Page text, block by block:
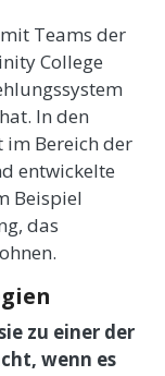
Teams der
College
In den
im Bereich der
entwickelte
Beispiel
das
zu einer der
wenn es